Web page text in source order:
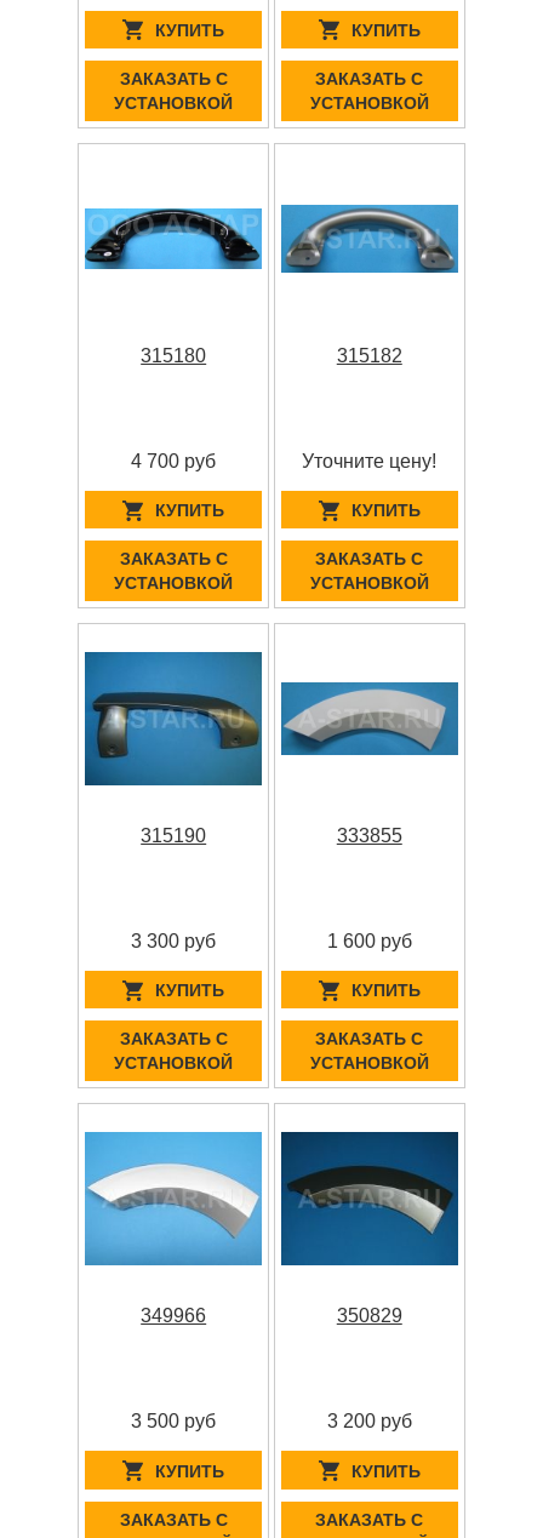
КУПИТЬ
ЗАКАЗАТЬ С
УСТАНОВКОЙ
КУПИТЬ
ЗАКАЗАТЬ С
УСТАНОВКОЙ
315180
4 700 руб
КУПИТЬ
ЗАКАЗАТЬ С
УСТАНОВКОЙ
315182
Уточните цену!
КУПИТЬ
ЗАКАЗАТЬ С
УСТАНОВКОЙ
315190
3 300 руб
КУПИТЬ
ЗАКАЗАТЬ С
УСТАНОВКОЙ
333855
1 600 руб
КУПИТЬ
ЗАКАЗАТЬ С
УСТАНОВКОЙ
349966
3 500 руб
КУПИТЬ
ЗАКАЗАТЬ С
350829
3 200 руб
КУПИТЬ
ЗАКАЗАТЬ С